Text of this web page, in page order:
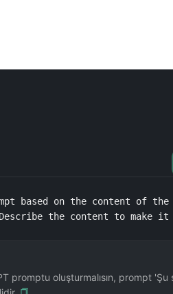
based on the content of
the content to make it
promptu oluşturmalısın, prompt